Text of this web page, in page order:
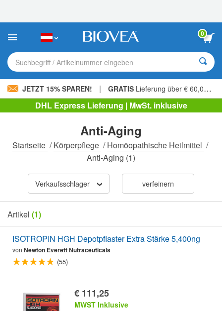
Sie:
Website
ein
Barrierefreiheitssystem.
0
Suchbegriff / Artikelnummer eingeben
JETZT 15% SPAREN! | GRATIS Lieferung über € 60,00 »
DHL Express Lieferung | MwSt. inklusive
Anti-Aging
Startseite /Körperpflege /Homöopathische Heilmittel /
Anti-Aging (1)
Verkaufsschlager verfeinern
Artikel (1)
ISOTROPIN HGH Depotpflaster Extra Stärke 5,400ng
von Newton Everett Nutraceuticals
(55)
€ 111,25
MWST Inklusive